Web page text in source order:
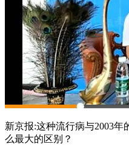
新京报:这种流行病与2003年
么最大的区别？